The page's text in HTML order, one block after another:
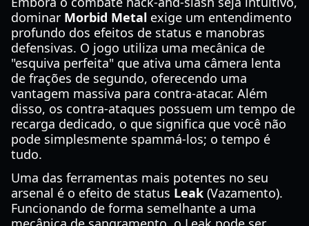
dominar Morbid Metal exige um entendimento
profundo dos efeitos de status e manobras
defensivas. O jogo utiliza uma mecânica de
"esquiva perfeita" que ativa uma câmera lenta
de frações de segundo, oferecendo uma
vantagem massiva para contra-atacar. Além
disso, os contra-ataques possuem um tempo de
recarga dedicado, o que significa que você não
pode simplesmente spammá-los; o tempo é
tudo.
Uma das ferramentas mais potentes no seu
arsenal é o efeito de status Leak (Vazamento).
Funcionando de forma semelhante a uma